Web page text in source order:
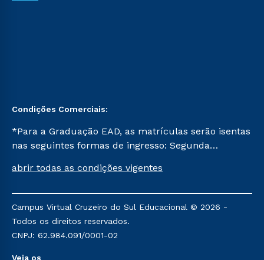
Condições Comerciais:
*Para a Graduação EAD, as matrículas serão isentas
nas seguintes formas de ingresso: Segunda
Já para as demais, a taxa de matrícula será de R$
mencionadas são referentes aos cursos: Ensino
Religioso, Geografia para a Docência e Metodologia
do Ensino de História: Questões Atuais.
abrir todas as condições vigentes
Campus Virtual Cruzeiro do Sul Educacional © 2026 -
Todos os direitos reservados.
CNPJ: 62.984.091/0001-02
Veja os